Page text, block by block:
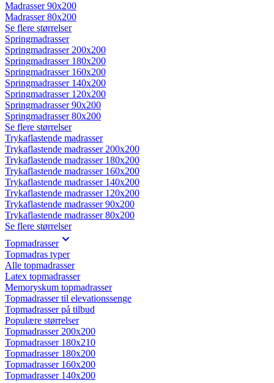
Madrasser 90x200
Madrasser 80x200
Se flere størrelser
Springmadrasser
Springmadrasser 200x200
Springmadrasser 180x200
Springmadrasser 160x200
Springmadrasser 140x200
Springmadrasser 120x200
Springmadrasser 90x200
Springmadrasser 80x200
Se flere størrelser
Trykaflastende madrasser
Trykaflastende madrasser 200x200
Trykaflastende madrasser 180x200
Trykaflastende madrasser 160x200
Trykaflastende madrasser 140x200
Trykaflastende madrasser 120x200
Trykaflastende madrasser 90x200
Trykaflastende madrasser 80x200
Se flere størrelser
Topmadrasser
Topmadras typer
Alle topmadrasser
Latex topmadrasser
Memoryskum topmadrasser
Topmadrasser til elevationssenge
Topmadrasser på tilbud
Populære størrelser
Topmadrasser 200x200
Topmadrasser 180x210
Topmadrasser 180x200
Topmadrasser 160x200
Topmadrasser 140x200